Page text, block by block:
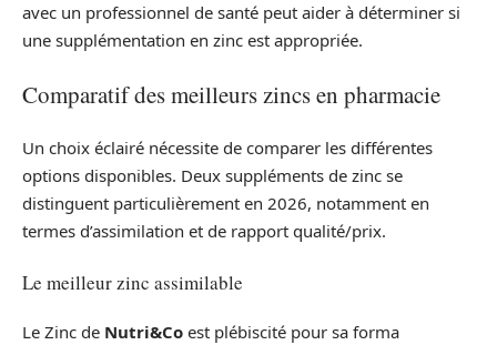
avec un professionnel de santé peut aider à déterminer si
une supplémentation en zinc est appropriée.
Comparatif des meilleurs zincs en pharmacie
Un choix éclairé nécessite de comparer les différentes
options disponibles. Deux suppléments de zinc se
distinguent particulièrement en 2026, notamment en
termes d’assimilation et de rapport qualité/prix.
Le meilleur zinc assimilable
Le Zinc de Nutri&Co est plébiscité pour sa forma